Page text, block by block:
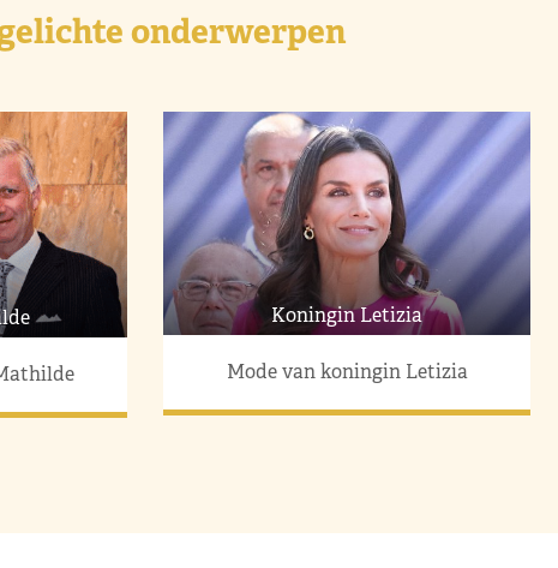
onderwerpen
Koningin Letizia
Mode van koningin Letizia